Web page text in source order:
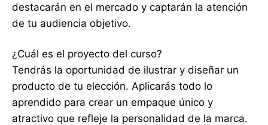
destacarán en el mercado y captarán la atención
de tu audiencia objetivo.
¿Cuál es el proyecto del curso?
Tendrás la oportunidad de ilustrar y diseñar un
producto de tu elección. Aplicarás todo lo
aprendido para crear un empaque único y
atractivo que refleje la personalidad de la marca.